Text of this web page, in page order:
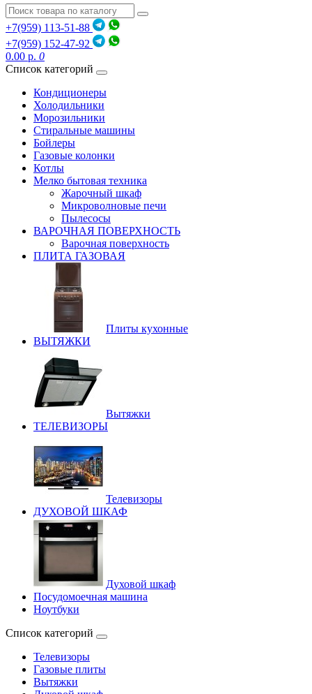
+7(959) 113-51-88
+7(959) 152-47-92
0.00 р. 0
Список категорий
Кондиционеры
Холодильники
Морозильники
Стиральные машины
Бойлеры
Газовые колонки
Котлы
Мелко бытовая техника
Жарочный шкаф
Микроволновые печи
Пылесосы
ВАРОЧНАЯ ПОВЕРХНОСТЬ
Варочная поверхность
ПЛИТА ГАЗОВАЯ
Плиты кухонные
ВЫТЯЖКИ
Вытяжки
ТЕЛЕВИЗОРЫ
Телевизоры
ДУХОВОЙ ШКАФ
Духовой шкаф
Посудомоечная машина
Ноутбуки
Список категорий
Телевизоры
Газовые плиты
Вытяжки